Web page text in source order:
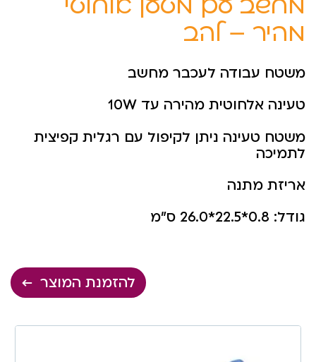
מהיר – להב
משטח עבודה לעכבר מחשב
טעינה אלחוטית מהירה עד 10W
משטח טעינה ניתן לקיפול עם רגלית קפיצית
לתמיכה
אריזת מתנה
גודל: 0.8*22.5*26.0 ס”מ
להזמנת המוצר